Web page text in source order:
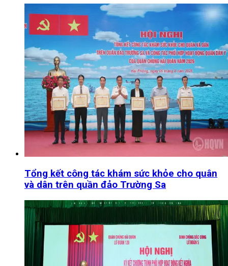
Tổng kết công tác khám sức khỏe cho quân
và dân trên quần đảo Trường Sa